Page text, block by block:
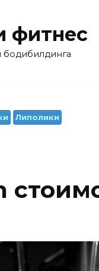
фитнес
бодибилдинга
Липолики